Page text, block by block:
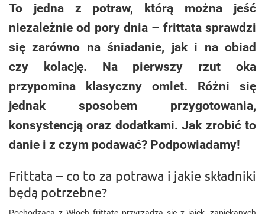
To jedna z potraw, którą można jeść
niezależnie od pory dnia – frittata sprawdzi
się zarówno na śniadanie, jak i na obiad
czy kolację. Na pierwszy rzut oka
przypomina klasyczny omlet. Różni się
jednak sposobem przygotowania,
konsystencją oraz dodatkami. Jak zrobić to
danie i z czym podawać? Podpowiadamy!
Frittata – co to za potrawa i jakie składniki
będą potrzebne?